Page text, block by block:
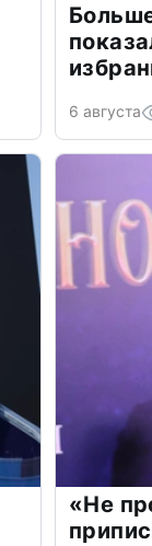
6 августа
«Не